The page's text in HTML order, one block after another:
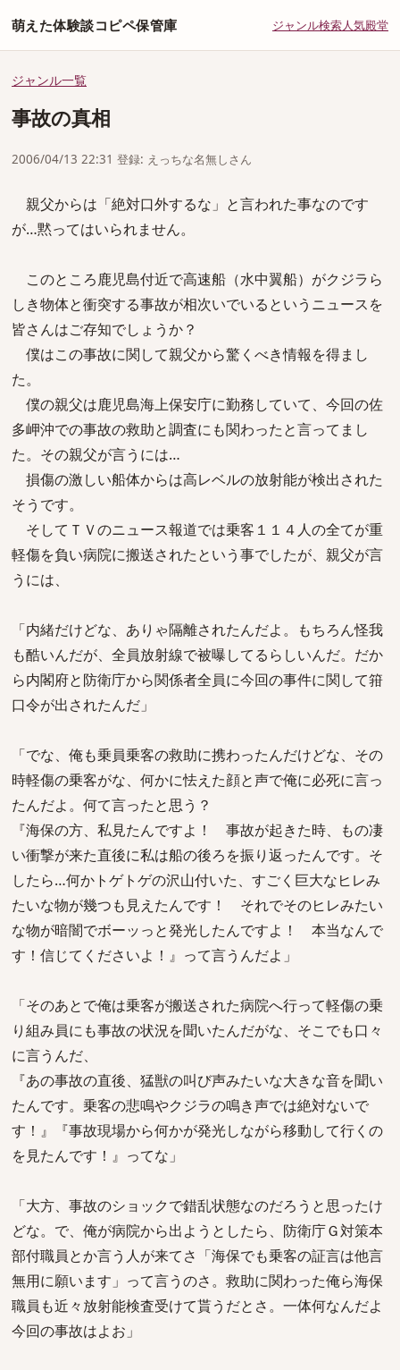
萌えた体験談コピペ保管庫 ジャンル検索人気殿堂
ジャンル一覧
事故の真相
2006/04/13 22:31 登録: えっちな名無しさん
親父からは「絶対口外するな」と言われた事なのです
が…黙ってはいられません。
このところ鹿児島付近で高速船（水中翼船）がクジラら
しき物体と衝突する事故が相次いでいるというニュースを
皆さんはご存知でしょうか？
僕はこの事故に関して親父から驚くべき情報を得まし
た。
僕の親父は鹿児島海上保安庁に勤務していて、今回の佐
多岬沖での事故の救助と調査にも関わったと言ってまし
た。その親父が言うには…
損傷の激しい船体からは高レベルの放射能が検出された
そうです。
そしてＴＶのニュース報道では乗客１１４人の全てが重
軽傷を負い病院に搬送されたという事でしたが、親父が言
うには、
「内緒だけどな、ありゃ隔離されたんだよ。もちろん怪我
も酷いんだが、全員放射線で被曝してるらしいんだ。だか
ら内閣府と防衛庁から関係者全員に今回の事件に関して箝
口令が出されたんだ」
「でな、俺も乗員乗客の救助に携わったんだけどな、その
時軽傷の乗客がな、何かに怯えた顔と声で俺に必死に言っ
たんだよ。何て言ったと思う？
『海保の方、私見たんですよ！ 事故が起きた時、もの凄
い衝撃が来た直後に私は船の後ろを振り返ったんです。そ
したら…何かトゲトゲの沢山付いた、すごく巨大なヒレみ
たいな物が幾つも見えたんです！ それでそのヒレみたい
な物が暗闇でボーッっと発光したんですよ！ 本当なんで
す！信じてくださいよ！』って言うんだよ」
「そのあとで俺は乗客が搬送された病院へ行って軽傷の乗
り組み員にも事故の状況を聞いたんだがな、そこでも口々
に言うんだ、
『あの事故の直後、猛獣の叫び声みたいな大きな音を聞い
たんです。乗客の悲鳴やクジラの鳴き声では絶対ないで
す！』『事故現場から何かが発光しながら移動して行くの
を見たんです！』ってな」
「大方、事故のショックで錯乱状態なのだろうと思ったけ
どな。で、俺が病院から出ようとしたら、防衛庁Ｇ対策本
部付職員とか言う人が来てさ「海保でも乗客の証言は他言
無用に願います」って言うのさ。救助に関わった俺ら海保
職員も近々放射能検査受けて貰うだとさ。一体何なんだよ
今回の事故はよお」